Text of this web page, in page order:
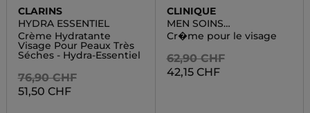
CLARINS
HYDRA ESSENTIEL
Crème Hydratante
Visage Pour Peaux Très
Séches - Hydra-Essentiel
76,90 CHF
51,50 CHF
CLINIQUE
MEN SOINS
HYDRATANTS
Cr�me pour le visage
62,90 CHF
42,15 CHF